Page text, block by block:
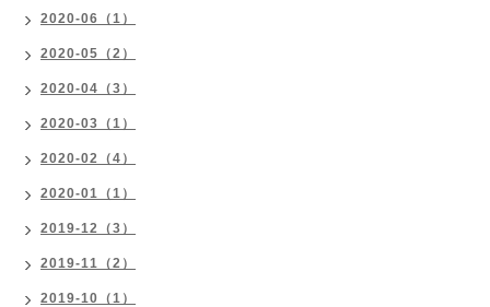
2020-06（1）
2020-05（2）
2020-04（3）
2020-03（1）
2020-02（4）
2020-01（1）
2019-12（3）
2019-11（2）
2019-10（1）